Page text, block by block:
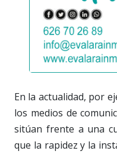
En la actualidad, por
los medios de
sitúan frente a una
que la rapidez y la